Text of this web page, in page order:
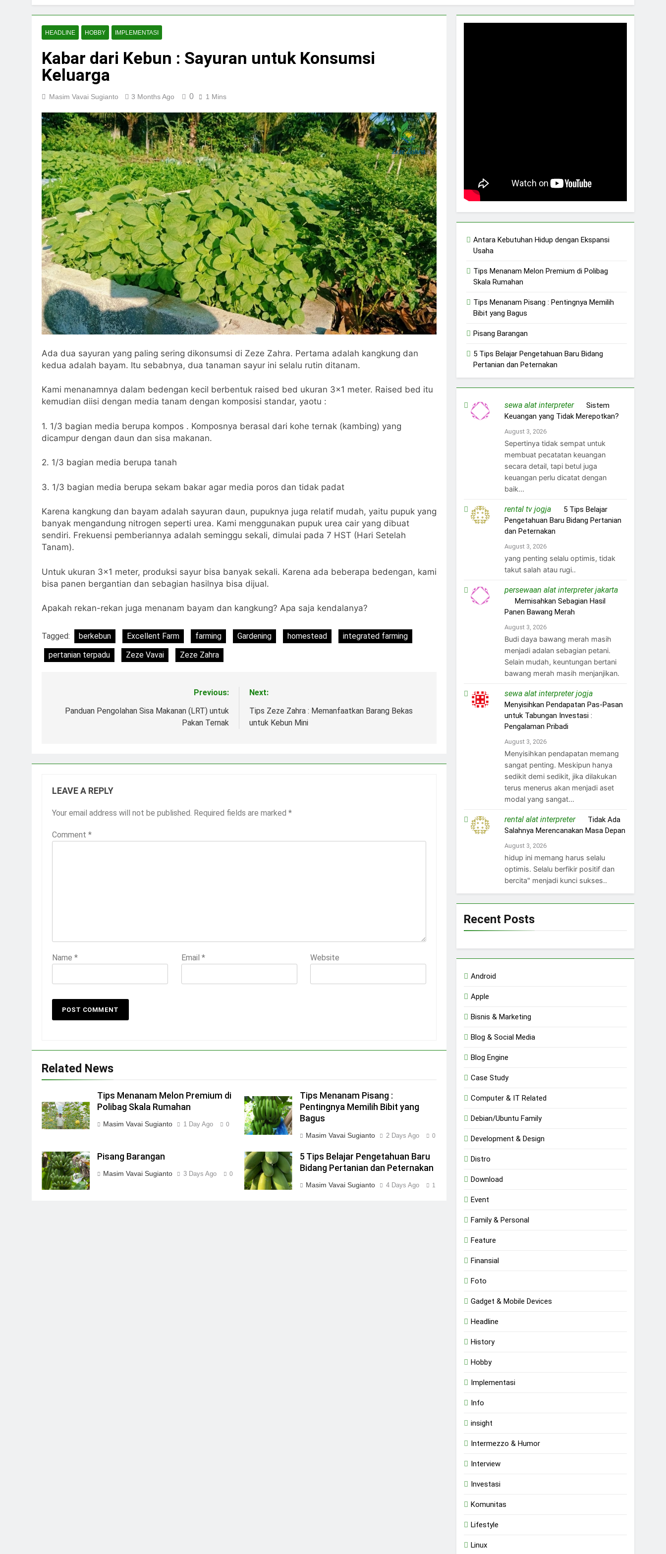
HEADLINE HOBBY IMPLEMENTASI
Kabar dari Kebun : Sayuran untuk Konsumsi
Keluarga
Masim Vavai Sugianto 3 Months Ago 0 1 Mins
Ada dua sayuran yang paling sering dikonsumsi di Zeze Zahra. Pertama adalah kangkung dan
kedua adalah bayam. Itu sebabnya, dua tanaman sayur ini selalu rutin ditanam.
Kami menanamnya dalam bedengan kecil berbentuk raised bed ukuran 3×1 meter. Raised bed itu
kemudian diisi dengan media tanam dengan komposisi standar, yaotu :
1. 1/3 bagian media berupa kompos . Komposnya berasal dari kohe ternak (kambing) yang
dicampur dengan daun dan sisa makanan.
2. 1/3 bagian media berupa tanah
3. 1/3 bagian media berupa sekam bakar agar media poros dan tidak padat
Karena kangkung dan bayam adalah sayuran daun, pupuknya juga relatif mudah, yaitu pupuk yang
banyak mengandung nitrogen seperti urea. Kami menggunakan pupuk urea cair yang dibuat
sendiri. Frekuensi pemberiannya adalah seminggu sekali, dimulai pada 7 HST (Hari Setelah
Tanam).
Untuk ukuran 3×1 meter, produksi sayur bisa banyak sekali. Karena ada beberapa bedengan, kami
bisa panen bergantian dan sebagian hasilnya bisa dijual.
Apakah rekan-rekan juga menanam bayam dan kangkung? Apa saja kendalanya?
Tagged: berkebun Excellent Farm farming Gardening homestead
integrated farming
pertanian terpadu
Zeze Vavai Zeze Zahra
navigation
Previous:
Panduan Pengolahan Sisa Makanan (LRT) untuk
Pakan Ternak
Next:
Tips Zeze Zahra : Memanfaatkan Barang Bekas
untuk Kebun Mini
LEAVE A REPLY
Your email address will not be published. Required fields are marked *
Comment *
Name * Email * Website
Related News
Tips Menanam Melon Premium di
Polibag Skala Rumahan
Masim Vavai Sugianto 1 Day Ago 0
Tips Menanam Pisang :
Pentingnya Memilih Bibit yang
Bagus
Masim Vavai Sugianto 2 Days Ago 0
Pisang Barangan
Masim Vavai Sugianto 3 Days Ago 0
5 Tips Belajar Pengetahuan Baru
Bidang Pertanian dan Peternakan
Masim Vavai Sugianto 4 Days Ago 1
Antara Kebutuhan Hidup dengan Ekspansi
Usaha
Tips Menanam Melon Premium di Polibag
Skala Rumahan
Tips Menanam Pisang : Pentingnya Memilih
Bibit yang Bagus
Pisang Barangan
5 Tips Belajar Pengetahuan Baru Bidang
Pertanian dan Peternakan
sewa alat interpreteron Sistem
Keuangan yang Tidak Merepotkan?
August 3, 2026
Sepertinya tidak sempat untuk
membuat pecatatan keuangan
secara detail, tapi betul juga
keuangan perlu dicatat dengan
baik...
rental tv jogjaon 5 Tips Belajar
Pengetahuan Baru Bidang Pertanian
dan Peternakan
August 3, 2026
yang penting selalu optimis, tidak
takut salah atau rugi..
persewaan alat interpreter jakarta
Memisahkan Sebagian Hasil
Panen Bawang Merah
August 3, 2026
Budi daya bawang merah masih
menjadi adalan sebagian petani.
Selain mudah, keuntungan bertani
bawang merah masih menjanjikan.
sewa alat interpreter jogjaon
Menyisihkan Pendapatan Pas-Pasan
untuk Tabungan Investasi :
Pengalaman Pribadi
August 3, 2026
Menyisihkan pendapatan memang
sangat penting. Meskipun hanya
sedikit demi sedikit, jika dilakukan
terus menerus akan menjadi aset
modal yang sangat…
rental alat interpreteron Tidak Ada
Salahnya Merencanakan Masa Depan
August 3, 2026
hidup ini memang harus selalu
optimis. Selalu berfikir positif dan
bercita" menjadi kunci sukses..
Recent Posts
Android
Apple
Bisnis & Marketing
Blog & Social Media
Blog Engine
Case Study
Computer & IT Related
Debian/Ubuntu Family
Development & Design
Distro
Download
Event
Family & Personal
Feature
Finansial
Foto
Gadget & Mobile Devices
Headline
History
Hobby
Implementasi
Info
insight
Intermezzo & Humor
Interview
Investasi
Komunitas
Lifestyle
Linux